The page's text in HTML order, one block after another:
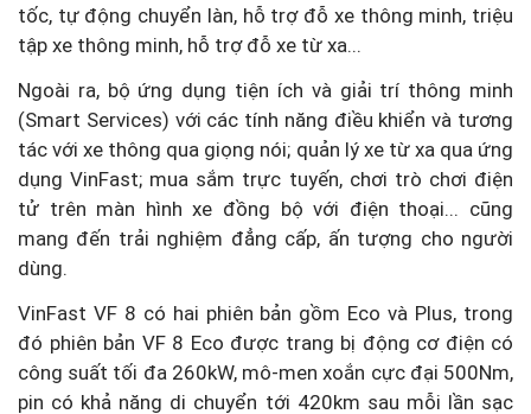
tốc, tự động chuyển làn, hỗ trợ đỗ xe thông minh, triệu
tập xe thông minh, hỗ trợ đỗ xe từ xa...
Ngoài ra, bộ ứng dụng tiện ích và giải trí thông minh
(Smart Services) với các tính năng điều khiển và tương
tác với xe thông qua giọng nói; quản lý xe từ xa qua ứng
dụng VinFast; mua sắm trực tuyến, chơi trò chơi điện
tử trên màn hình xe đồng bộ với điện thoại... cũng
mang đến trải nghiệm đẳng cấp, ấn tượng cho người
dùng.
VinFast VF 8 có hai phiên bản gồm Eco và Plus, trong
đó phiên bản VF 8 Eco được trang bị động cơ điện có
công suất tối đa 260kW, mô-men xoắn cực đại 500Nm,
pin có khả năng di chuyển tới 420km sau mỗi lần sạc